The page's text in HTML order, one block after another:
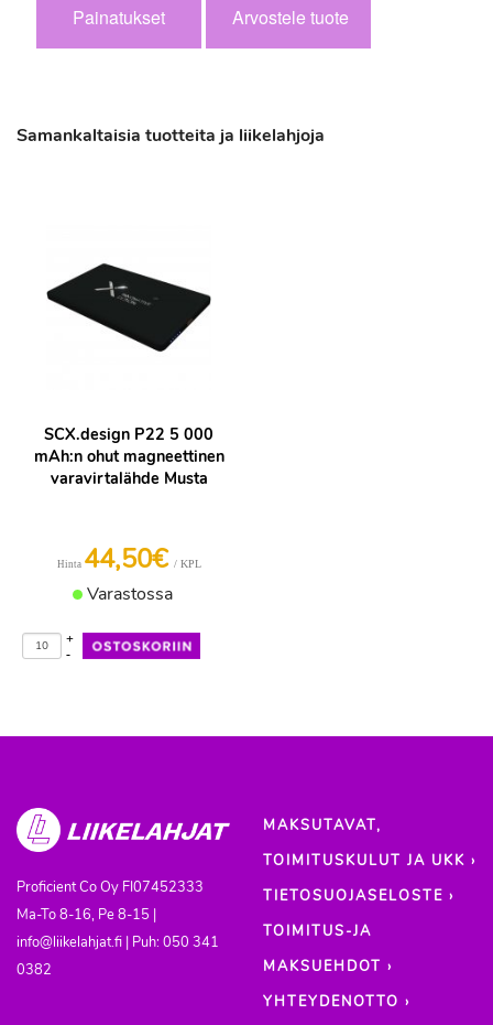
Painatukset Arvostele tuote
Samankaltaisia tuotteita ja liikelahjoja
SCX.design P22 5 000
mAh:n ohut magneettinen
varavirtalähde Musta
Hinta 44,50€ / KPL
Varastossa
-
+
Proficient Co Oy FI07452333
Ma-To 8-16, Pe 8-15 |
info@liikelahjat.fi | Puh: 050 341
0382
MAKSUTAVAT,
TOIMITUSKULUT JA UKK ›
TIETOSUOJASELOSTE ›
TOIMITUS-JA
MAKSUEHDOT ›
YHTEYDENOTTO ›